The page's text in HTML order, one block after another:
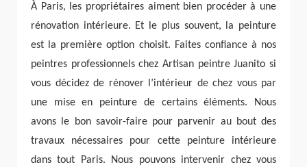
À Paris, les propriétaires aiment bien procéder à une
rénovation intérieure. Et le plus souvent, la peinture
est la première option choisit. Faites confiance à nos
peintres professionnels chez Artisan peintre Juanito si
vous décidez de rénover l’intérieur de chez vous par
une mise en peinture de certains éléments. Nous
avons le bon savoir-faire pour parvenir au bout des
travaux nécessaires pour cette peinture intérieure
dans tout Paris. Nous pouvons intervenir chez vous